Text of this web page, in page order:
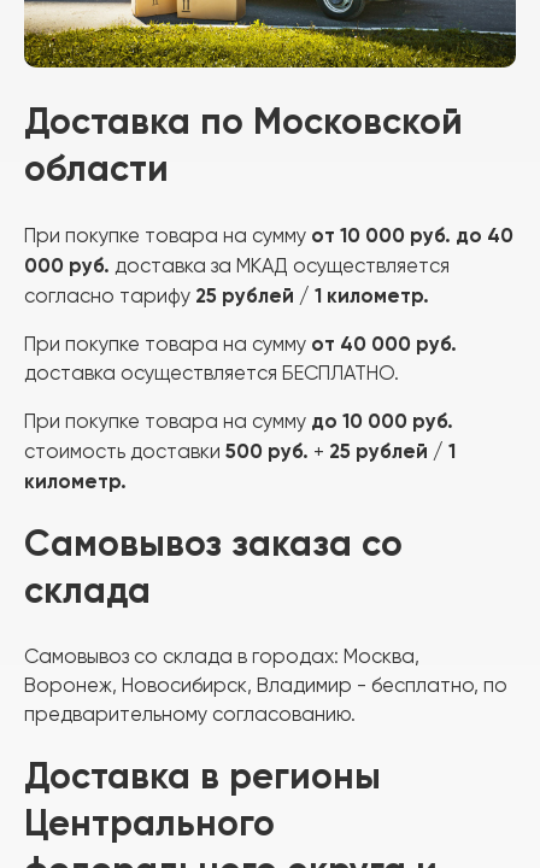
Доставка по Московской
области
При покупке товара на сумму от 10 000 руб. до 40
000 руб. доставка за МКАД осуществляется
согласно тарифу 25 рублей / 1 километр.
При покупке товара на сумму от 40 000 руб.
доставка осуществляется БЕСПЛАТНО.
При покупке товара на сумму до 10 000 руб.
стоимость доставки 500 руб. + 25 рублей / 1
километр.
Самовывоз заказа со
склада
Самовывоз со склада в городах: Москва,
Воронеж, Новосибирск, Владимир - бесплатно, по
предварительному согласованию.
Доставка в регионы
Центрального